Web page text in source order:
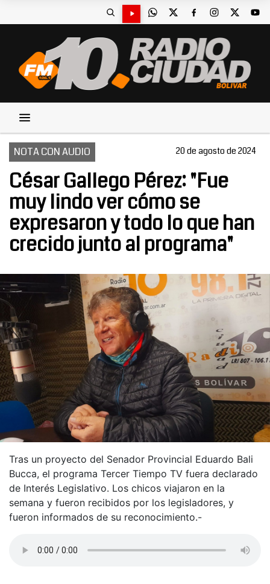
NOTA CON AUDIO 20 de agosto de 2024
César Gallego Pérez: "Fue
muy lindo ver cómo se
expresaron y todo lo que han
crecido junto al programa"
Tras un proyecto del Senador Provincial Eduardo Bali
Bucca, el programa Tercer Tiempo TV fuera declarado
de Interés Legislativo. Los chicos viajaron en la
semana y fueron recibidos por los legisladores, y
fueron informados de su reconocimiento.-